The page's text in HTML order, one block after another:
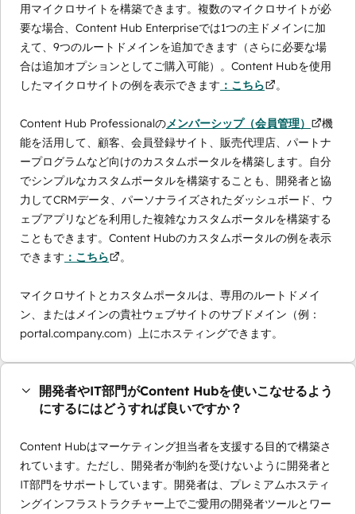
用マイクロサイトを構築できます。複数のマイクロサイトが必
要な場合、Content Hub Enterpriseでは1つの主ドメインに加
えて、9つのルートドメインを追加できます（さらに必要な場
合は追加オプションとしてご購入可能）。Content Hubを使用
したマイクロサイトの例を表示できます ：こちら 。
Content Hub Professionalのメンバーシップ（会員管理）
機
能を活用して、顧客、会員登録サイト、販売代理店、パートナ
ープログラムなど向けのカスタムポータルを構築します。自分
でシンプルなカスタムポータルを構築することも、開発者と協
力してCRMデータ、パーソナライズされたダッシュボード、ウ
ェブアプリなどを利用した複雑なカスタムポータルを構築する
こともできます。Content Hubのカスタムポータルの例を表示
できます ：こちら 。
マイクロサイトとカスタムポータルは、専用のルートドメイ
ン、またはメインの貴社ウェブサイトのサブドメイン（例：
portal.company.com）上にホスティングできます。
開発者やIT部門がContent Hubを使いこなせるよう
にするにはどうすれば良いですか？
Content Hubはマーケティング担当者を支援する目的で構築さ
れています。ただし、開発者が制約を受けないように開発者と
IT部門をサポートしています。開発者は、プレミアムホスティ
ングインフラストラクチャー上でご愛用の開発者ツールとワー